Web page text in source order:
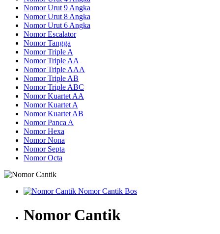
Nomor Urut 9 Angka
Nomor Urut 8 Angka
Nomor Urut 6 Angka
Nomor Escalator
Nomor Tangga
Nomor Triple A
Nomor Triple AA
Nomor Triple AAA
Nomor Triple AB
Nomor Triple ABC
Nomor Kuartet AA
Nomor Kuartet A
Nomor Kuartet AB
Nomor Panca A
Nomor Hexa
Nomor Nona
Nomor Septa
Nomor Octa
Nomor Cantik